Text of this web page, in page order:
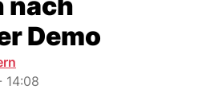
Demo
14:08